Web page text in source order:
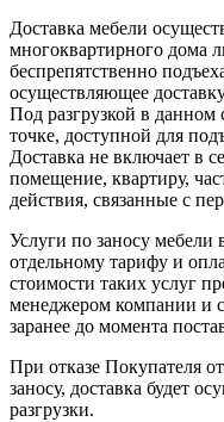
Доставка мебели
многоквартирного дома
беспрепятственно
осуществляющее
Под разгрузкой в данном
точке, доступной для
Доставка не включает в
помещение, квартиру,
действия, связанные с
Услуги по заносу
отдельному тарифу и
стоимости таких услуг
менеджером компании и
заранее до момента
При отказе Покупателя
заносу, доставка будет
разгрузки.